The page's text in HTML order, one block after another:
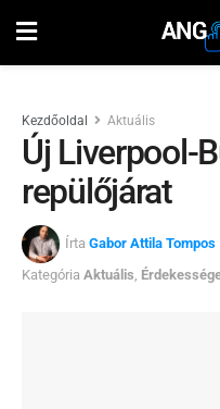
Kezdőoldal Aktuális
Új Liverpool-
repülőjárat
Írta Gabor Attila Tompos
Kategória Aktuális